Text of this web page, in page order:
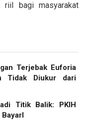
riil bagi masyarakat
Terjebak Euforia
Tidak Diukur dari
Titik Balik: PKIH
Bayarl